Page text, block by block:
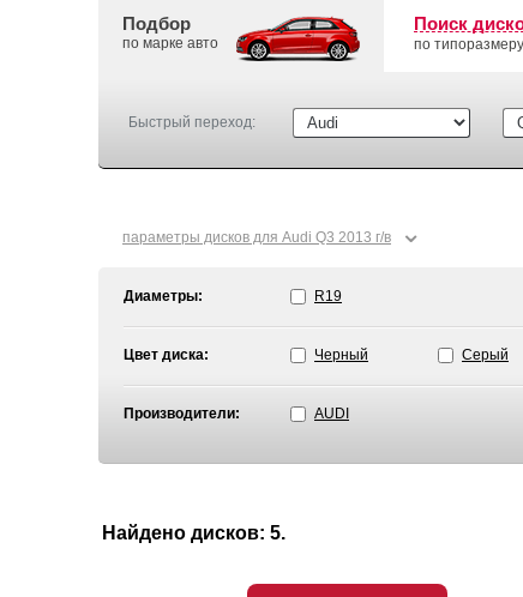
Подбор
по марке авто
Поиск
по типоразмеру
Быстрый переход:
параметры дисков для Audi Q3 2013 г/в ⌄
Диаметры: R19
Цвет диска: Черный Серый
Производители: AUDI
Найдено дисков: 5.